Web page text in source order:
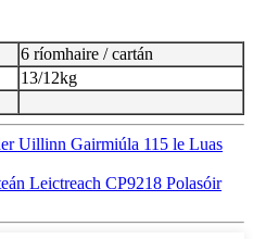
6 ríomhaire / cartán
13/12kg
Uillinn Gairmiúla 115 le Luas
Leictreach CP9218 Polasóir